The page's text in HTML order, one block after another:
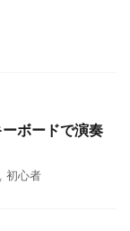
ーボードで演奏
初心者